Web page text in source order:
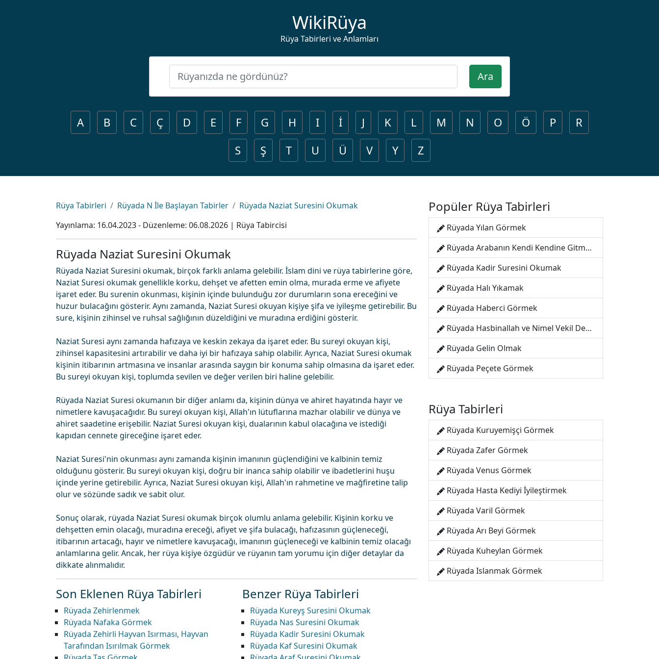
WikiRüya
Rüya Tabirleri ve Anlamları
Ara
A B C Ç D E F G H I İ J K L M N O Ö P
R
S
Ş T U Ü V Y Z
Rüya Tabirleri Rüyada N İle Başlayan Tabirler
Rüyada Naziat Suresini Okumak
Yayınlama: 16.04.2023- Düzenleme: 06.08.2026 | Rüya Tabircisi
Rüyada Naziat Suresini Okumak
Rüyada Naziat Suresini okumak, birçok farklı anlama gelebilir. İslam dini ve rüya tabirlerine göre,
Naziat Suresi okumak genellikle korku, dehşet ve afetten emin olma, murada erme ve afiyete
işaret eder. Bu surenin okunması, kişinin içinde bulunduğu zor durumların sona ereceğini ve
huzur bulacağını gösterir. Aynı zamanda, Naziat Suresi okuyan kişiye şifa ve iyileşme getirebilir. Bu
sure, kişinin zihinsel ve ruhsal sağlığının düzeldiğini ve muradına erdiğini gösterir.
Naziat Suresi aynı zamanda hafızaya ve keskin zekaya da işaret eder. Bu sureyi okuyan kişi,
zihinsel kapasitesini artırabilir ve daha iyi bir hafızaya sahip olabilir. Ayrıca, Naziat Suresi okumak
kişinin itibarının artmasına ve insanlar arasında saygın bir konuma sahip olmasına da işaret eder.
Bu sureyi okuyan kişi, toplumda sevilen ve değer verilen biri haline gelebilir.
Rüyada Naziat Suresi okumanın bir diğer anlamı da, kişinin dünya ve ahiret hayatında hayır ve
nimetlere kavuşacağıdır. Bu sureyi okuyan kişi, Allah'ın lütuflarına mazhar olabilir ve dünya ve
ahiret saadetine erişebilir. Naziat Suresi okuyan kişi, dualarının kabul olacağına ve istediği
kapıdan cennete gireceğine işaret eder.
Naziat Suresi'nin okunması aynı zamanda kişinin imanının güçlendiğini ve kalbinin temiz
olduğunu gösterir. Bu sureyi okuyan kişi, doğru bir inanca sahip olabilir ve ibadetlerini huşu
içinde yerine getirebilir. Ayrıca, Naziat Suresi okuyan kişi, Allah'ın rahmetine ve mağfiretine talip
olur ve sözünde sadık ve sabit olur.
Sonuç olarak, rüyada Naziat Suresi okumak birçok olumlu anlama gelebilir. Kişinin korku ve
dehşetten emin olacağı, muradına ereceği, afiyet ve şifa bulacağı, hafızasının güçleneceği,
itibarının artacağı, hayır ve nimetlere kavuşacağı, imanının güçleneceği ve kalbinin temiz olacağı
anlamlarına gelir. Ancak, her rüya kişiye özgüdür ve rüyanın tam yorumu için diğer detaylar da
dikkate alınmalıdır.
Son Eklenen Rüya Tabirleri
Rüyada Zehirlenmek
Rüyada Nafaka Görmek
Rüyada Zehirli Hayvan Isırması, Hayvan
Tarafından Isırılmak Görmek
Benzer Rüya Tabirleri
Rüyada Kureyş Suresini Okumak
Rüyada Nas Suresini Okumak
Rüyada Kadir Suresini Okumak
Rüyada Kaf Suresini Okumak
Popüler Rüya Tabirleri
Rüyada Yılan Görmek
Rüyada Arabanın Kendi Kendine Gitmesi
Rüyada Kadir Suresini Okumak
Rüyada Halı Yıkamak
Rüyada Haberci Görmek
Rüyada Hasbinallah ve Nimel Vekil Demek
Rüyada Gelin Olmak
Rüyada Peçete Görmek
Rüya Tabirleri
Rüyada Kuruyemişçi Görmek
Rüyada Zafer Görmek
Rüyada Venus Görmek
Rüyada Hasta Kediyi İyileştirmek
Rüyada Varil Görmek
Rüyada Arı Beyi Görmek
Rüyada Kuheylan Görmek
Rüyada Islanmak Görmek